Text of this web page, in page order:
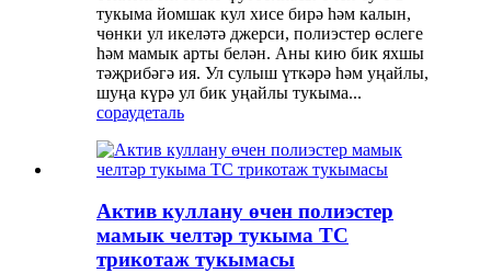
тукыма йомшак кул хисе бирә һәм калын,
чөнки ул икеләтә джерси, полиэстер өслеге
һәм мамык арты белән. Аны кию бик яхшы
тәҗрибәгә ия. Ул сулыш үткәрә һәм уңайлы,
шуңа күрә ул бик уңайлы тукыма...
сораудеталь
Актив куллану өчен полиэстер
мамык челтәр тукыма TC
трикотаж тукымасы